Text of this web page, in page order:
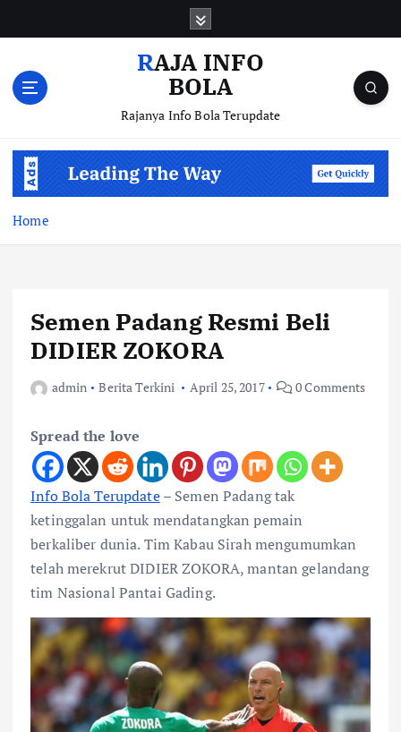
RAJA INFO
BOLA
Rajanya Info Bola Terupdate
Home
Semen Padang Resmi Beli
DIDIER ZOKORA
admin Berita Terkini April 25, 2017 0 Comments
Spread the love
Info Bola Terupdate– Semen Padang tak
ketinggalan untuk mendatangkan pemain
berkaliber dunia. Tim Kabau Sirah mengumumkan
telah merekrut DIDIER ZOKORA, mantan gelandang
tim Nasional Pantai Gading.